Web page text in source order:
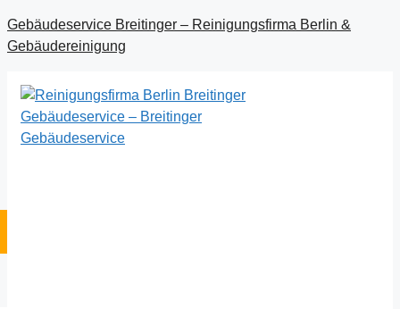
Gebäudeservice Breitinger – Reinigungsfirma Berlin &
Gebäudereinigung